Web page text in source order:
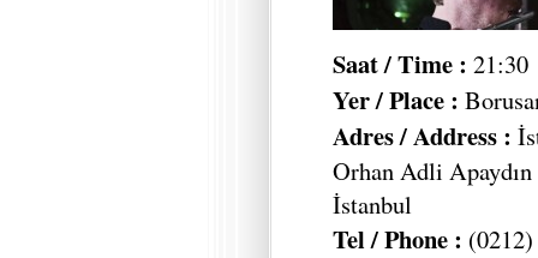
Saat / Time : 21:30
Yer / Place :
Adres / Address :
Orhan Adli
İstanbul
Tel / Phone :